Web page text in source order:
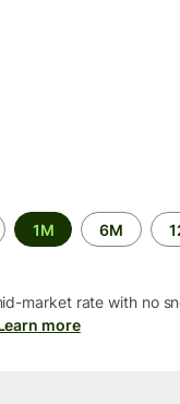
1М 6М
market rate with no
more